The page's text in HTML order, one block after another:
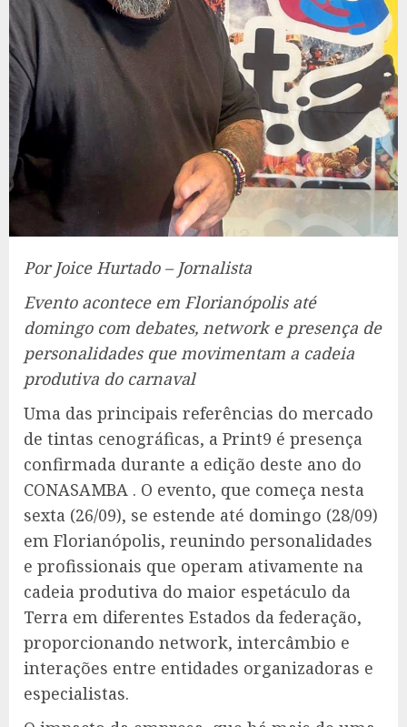
Por Joice Hurtado – Jornalista
Evento acontece em Florianópolis até
domingo com debates, network e presença de
personalidades que movimentam a cadeia
produtiva do carnaval
Uma das principais referências do mercado
de tintas cenográficas, a Print9 é presença
confirmada durante a edição deste ano do
CONASAMBA . O evento, que começa nesta
sexta (26/09), se estende até domingo (28/09)
em Florianópolis, reunindo personalidades
e profissionais que operam ativamente na
cadeia produtiva do maior espetáculo da
Terra em diferentes Estados da federação,
proporcionando network, intercâmbio e
interações entre entidades organizadoras e
especialistas.